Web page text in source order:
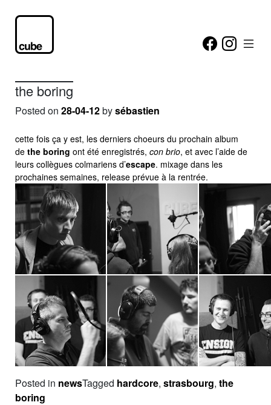
the boring
Posted on 28-04-12bysébastien
cette fois ça y est, les derniers choeurs du prochain album
de the boring ont été enregistrés, con brio, et avec l’aide de
leurs collègues colmariens d’escape. mixage dans les
prochaines semaines, release prévue à la rentrée.
Posted in newsTagged hardcore, strasbourg, the
boring